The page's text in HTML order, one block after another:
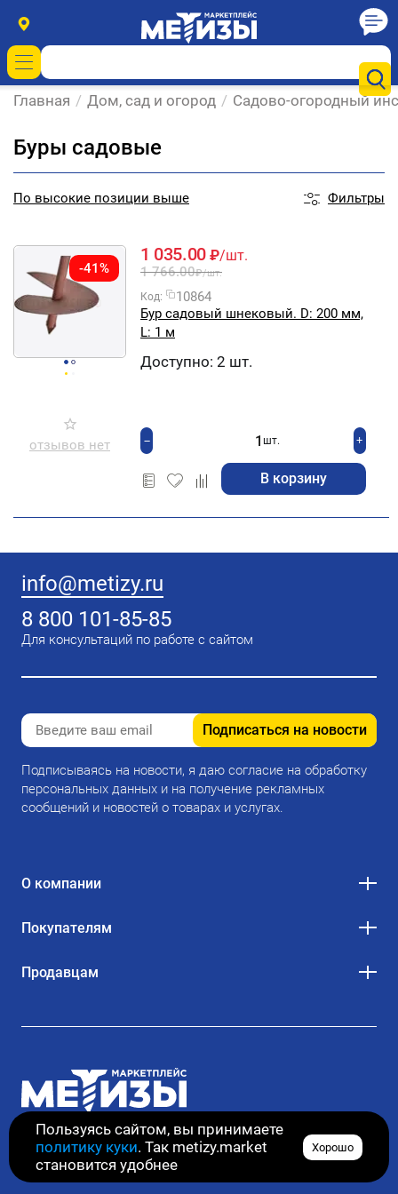
Пользуясь сайтом, вы принимаете
политику куки. Так metizy.market
становится удобнее
Хорошо
Главная / Дом, сад и огород / Садово-огородный
Буры садовые
По высокие позиции выше Фильтры
-41%
отзывов нет
1 035.00 ₽/шт.
1 766.00₽/шт.
Код:
10864
Бур садовый шнековый. D: 200 мм,
L: 1 м
Доступно: 2 шт.
+
шт.
−
В корзину
info@metizy.ru
8 800 101-85-85
Для консультаций по работе с сайтом
Подписаться на новости
Подписываясь на новости, я даю согласие на обработку
персональных данных и на получение рекламных
сообщений и новостей о товарах и услугах.
© 2020–2026. Все права защищены
О компании
Покупателям
Продавцам